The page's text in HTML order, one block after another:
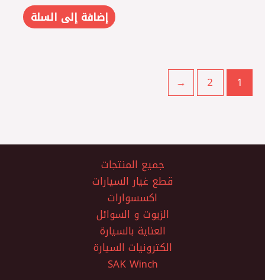
إضافة إلى السلة
1
2
←
جميع المنتجات
قطع غيار السيارات
اكسسوارات
الزيوت و السوائل
العناية بالسيارة
الكترونيات السيارة
SAK Winch